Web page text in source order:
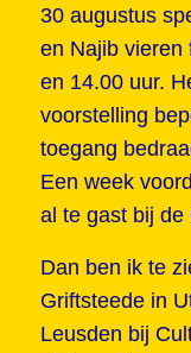
30 augustus
en Najib vieren
en 14.00 uur.
voorstelling
toegang
Een week
al te gast bij de
Dan ben ik te
Griftsteede in
Leusden bij